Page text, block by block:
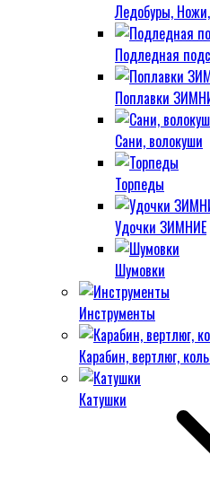
Ледобуры,
Подледная
Поплавки
Сани, волокуши
Торпеды
Удочки ЗИМНИЕ
Шумовки
Инструменты
Карабин, вертлюг,
Катушки